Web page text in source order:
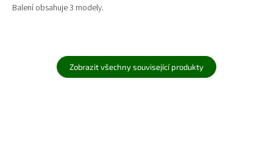
Balení obsahuje 3 modely.
Zobrazit všechny související produkty